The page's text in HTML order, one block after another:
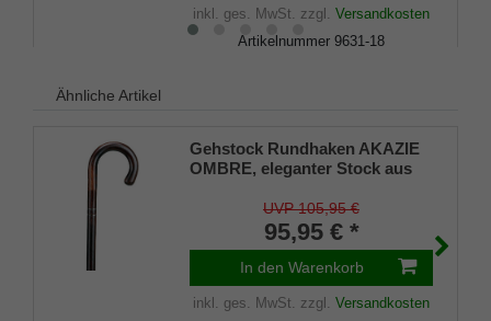
inkl. ges. MwSt. zzgl. Versandkosten
Artikelnummer 9631-18
Ähnliche Artikel
Gehstock Rundhaken AKAZIE
OMBRE, eleganter Stock aus
einem Stück gebogen,
geflammt und seidenmatt
klarlackiert, zwei
schwarzverchromte
Schmuckbänder, inklusiv
Schlankpuffer.
UVP 105,95 €
95,95 € *
In den Warenkorb
inkl. ges. MwSt. zzgl. Versandkosten